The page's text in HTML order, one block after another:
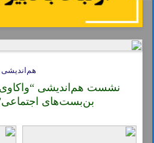
هم‌اندیشی
نشست هم‌اندیشی “واکاوی
بن‌بست‌های